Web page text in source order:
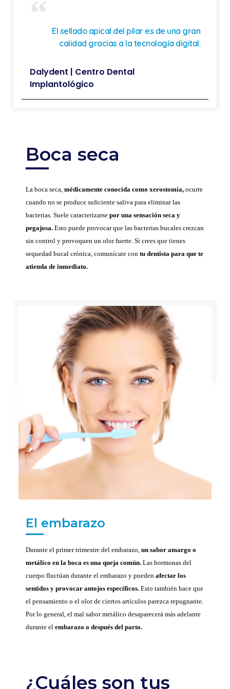
El sellado apical del pilar es de una gran
calidad gracias a la tecnología digital.
Dalydent | Centro Dental
Implantológico
Boca seca
La boca seca, médicamente conocida como xerostomía, ocurre
cuando no se produce suficiente saliva para eliminar las
bacterias. Suele caracterizarse por una sensación seca y
pegajosa. Esto puede provocar que las bacterias bucales crezcan
sin control y provoquen un olor fuerte. Si crees que tienes
sequedad bucal crónica, comunícate con tu dentista para que te
atienda de inmediato.
El embarazo
Durante el primer trimestre del embarazo, un sabor amargo o
metálico en la boca es una queja común. Las hormonas del
cuerpo fluctúan durante el embarazo y pueden afectar los
sentidos y provocar antojos específicos. Esto también hace que
el pensamiento o el olor de ciertos artículos parezca repugnante.
Por lo general, el mal sabor metálico desaparecerá más adelante
durante el embarazo o después del parto.
¿Cuáles son tus